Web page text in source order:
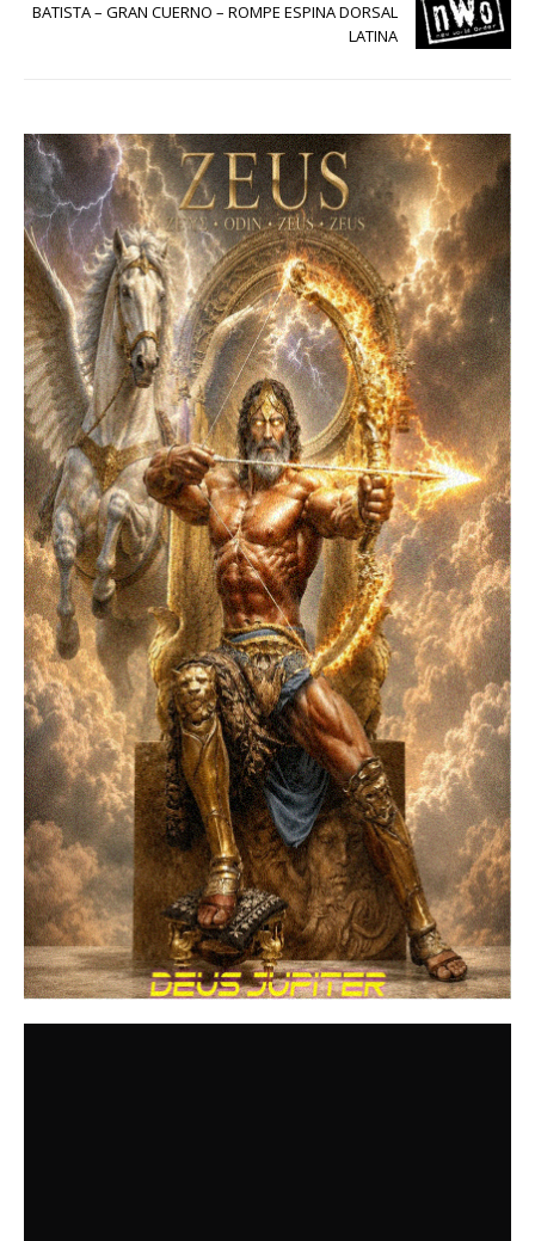
BATISTA – GRAN CUERNO – ROMPE ESPINA DORSAL
LATINA